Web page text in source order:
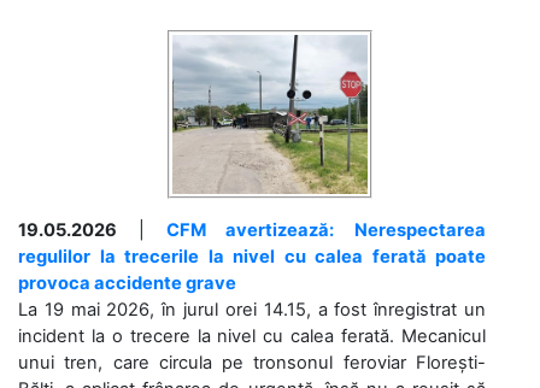
19.05.2026
CFM avertizează: Nerespectarea
regulilor la trecerile la nivel cu calea ferată poate
provoca accidente grave
La 19 mai 2026, în jurul orei 14.15, a fost înregistrat un
incident la o trecere la nivel cu calea ferată. Mecanicul
unui tren, care circula pe tronsonul feroviar Florești-